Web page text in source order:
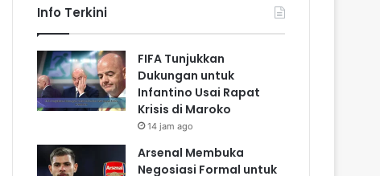
Info Terkini
FIFA Tunjukkan
Dukungan untuk
Infantino Usai Rapat
Krisis di Maroko
14 jam ago
Arsenal Membuka
Negosiasi Formal untuk